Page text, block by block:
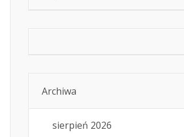
Archiwa
sierpień 2026